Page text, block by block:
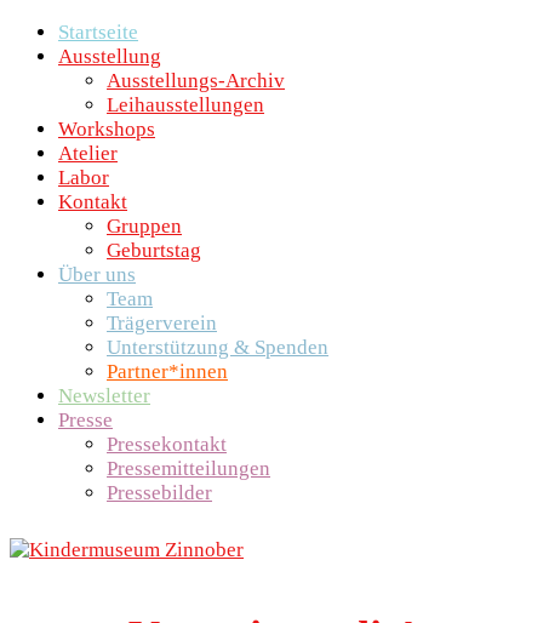
Startseite
Ausstellung
Ausstellungs-Archiv
Leihausstellungen
Workshops
Atelier
Labor
Kontakt
Gruppen
Geburtstag
Über uns
Team
Trägerverein
Unterstützung & Spenden
Partner*innen
Newsletter
Presse
Pressekontakt
Pressemitteilungen
Pressebilder